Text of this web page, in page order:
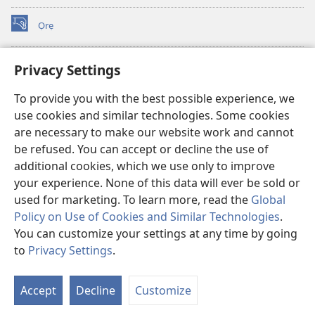
Privacy Settings
To provide you with the best possible experience, we
use cookies and similar technologies. Some cookies
are necessary to make our website work and cannot
be refused. You can accept or decline the use of
additional cookies, which we use only to improve
your experience. None of this data will ever be sold or
used for marketing. To learn more, read the Global
Policy on Use of Cookies and Similar Technologies.
You can customize your settings at any time by going
to Privacy Settings.
Accept Decline Customize
Ọrẹ
(opens
new
ÀKÁ ÌWÉ ORÍ ÍŃTÁNẸ́Ẹ̀TÌ TI Watchtower™
(opens
window)JW Hub
(opens
new
window)JW Library
Watchtower Library ®
Copyright© 2026 Watch Tower Bible and Tract Society of Pennsylvania.
ÀDÉHÙN LÍLO ÌKÀNNÌ